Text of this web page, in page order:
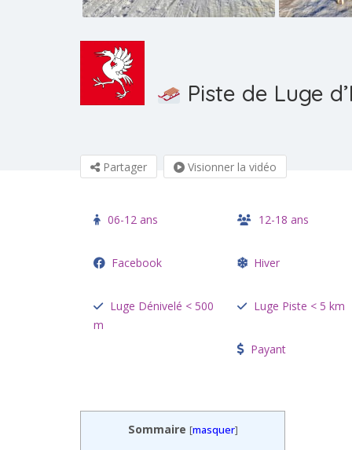
Piste de Luge
Partager Visionner la vidéo
06-12 ans 12-18 ans
Facebook Hiver
Luge Dénivelé < 500
m
Luge Piste < 5 km
Payant
Sommaire [masquer]